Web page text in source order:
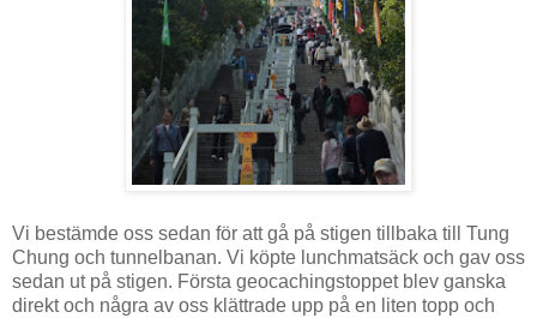
Vi bestämde oss sedan för att gå på stigen tillbaka till Tung
Chung och tunnelbanan. Vi köpte lunchmatsäck och gav oss
sedan ut på stigen. Första geocachingstoppet blev ganska
direkt och några av oss klättrade upp på en liten topp och